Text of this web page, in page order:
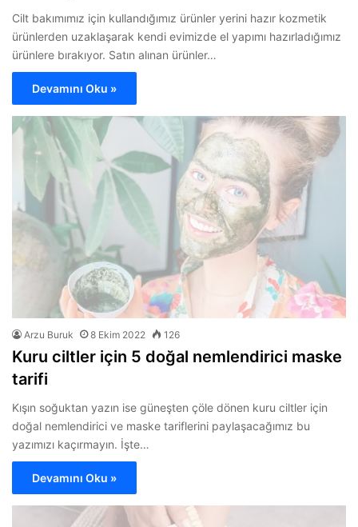
Cilt bakımımız için kullandığımız ürünler yerini hazır kozmetik
ürünlerden uzaklaşarak kendi evimizde el yapımı hazırladığımız
ürünlere bırakıyor. Satın alınan ürünler…
Devamını Oku »
Arzu Buruk 8 Ekim 2022 126
Kuru ciltler için 5 doğal nemlendirici maske
tarifi
Kışın soğuktan yazın ise güneşten çöle dönen kuru ciltler için
doğal nemlendirici ve maske tariflerini paylaşacağımız bu
yazımızı kaçırmayın. İşte…
Devamını Oku »